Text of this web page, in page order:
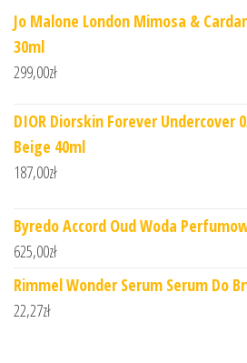
Jo Malone London Mimosa &
30ml
299,00zł
DIOR Diorskin Forever Undercover
Beige 40ml
187,00zł
Byredo Accord Oud Woda
625,00zł
Rimmel Wonder Serum Serum Do
22,27zł